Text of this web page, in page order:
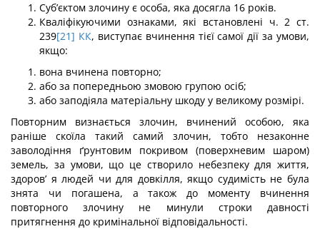
Суб’єктом злочину є особа, яка досягла 16 років.
Кваліфікуючими ознаками, які встановлені ч. 2 ст.
239[21] КК, виступає вчинення тієї самої дії за умови,
якщо:
вона вчинена повторно;
або за попередньою змовою групою осіб;
або заподіяла матеріальну шкоду у великому розмірі.
Повторним визнається злочин, вчинений особою, яка
раніше скоїла такий самий злочин, тобто незаконне
заволодіння ґрунтовим покривом (поверхневим шаром)
земель, за умови, що це створило небезпеку для життя,
здоров’ я людей чи для довкілля, якщо судимість не була
знята чи погашена, а також до моменту вчинення
повторного злочину не минули строки давності
притягнення до кримінальної відповідальності.